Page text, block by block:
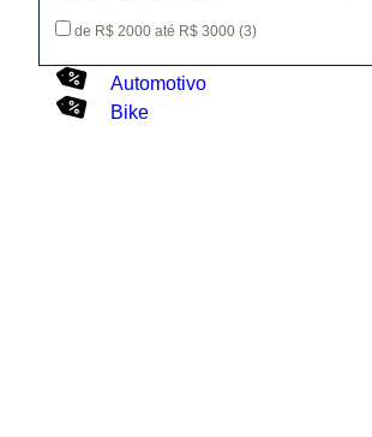
de R$ 2000 até R$ 3000 (3)
Automotivo
Bike